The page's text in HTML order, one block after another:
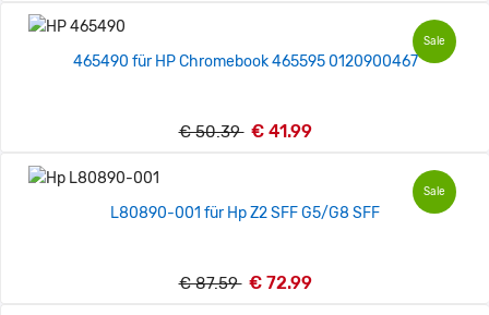
Sale
465490 für HP Chromebook 465595 0120900467
€ 50.39 € 41.99
Sale
L80890-001 für Hp Z2 SFF G5/G8 SFF
€ 87.59 € 72.99